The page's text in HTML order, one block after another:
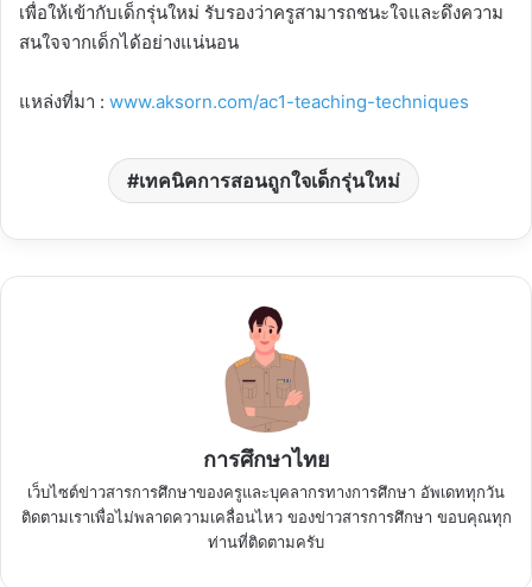
เพื่อให้เข้ากับเด็กรุ่นใหม่ รับรองว่าครูสามารถชนะใจและดึงความ
สนใจจากเด็กได้อย่างแน่นอน
แหล่งที่มา : www.aksorn.com/ac1-teaching-techniques
เทคนิคการสอนถูกใจเด็กรุ่นใหม่
การศึกษาไทย
เว็บไซต์ข่าวสารการศึกษาของครูและบุคลากรทางการศึกษา อัพเดททุกวัน
ติดตามเราเพื่อไม่พลาดความเคลื่อนไหว ของข่าวสารการศึกษา ขอบคุณทุก
ท่านที่ติดตามครับ